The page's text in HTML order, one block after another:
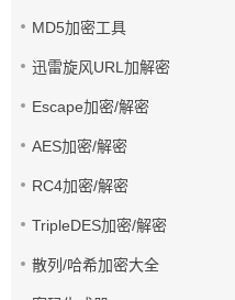
MD5加密工具
迅雷旋风URL加解密
Escape加密/解密
AES加密/解密
RC4加密/解密
TripleDES加密/解密
散列/哈希加密大全